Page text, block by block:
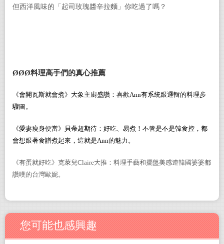
但西洋風味的「起司玫瑰醬辛拉麵」你吃過了嗎？
ØØØ料理高手們的真心推薦
《會開瓦斯就會煮》大象主廚盛讚：喜歡Ann有系統跟邏輯的料理步
驟圖。
《愛妻瘦身便當》貝蒂超期待：好吃、易煮！不管是不是韓食控，都
會想跟著食譜煮起來，這就是Ann的魅力。
《有蛋就好吃》克萊兒Claire大推：料理手藝和擺盤美感連韓國婆婆都
讚嘆的台灣歐妮。
您可能也感興趣